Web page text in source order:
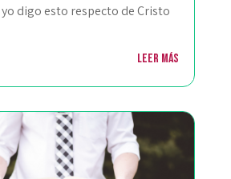
digo esto respecto de Cristo
Leer más